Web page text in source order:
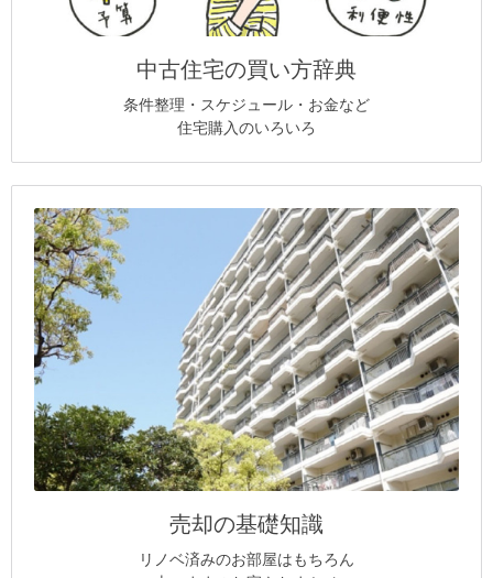
中古住宅の買い方辞典
条件整理・スケジュール・お金など
住宅購入のいろいろ
売却の基礎知識
リノベ済みのお部屋はもちろん